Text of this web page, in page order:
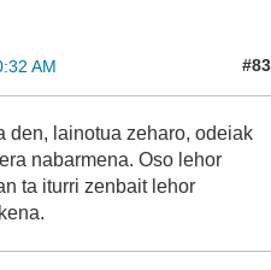
AM #83
den, lainotua zeharo, odeiak
nabarmena. Oso lehor
ta iturri zenbait lehor